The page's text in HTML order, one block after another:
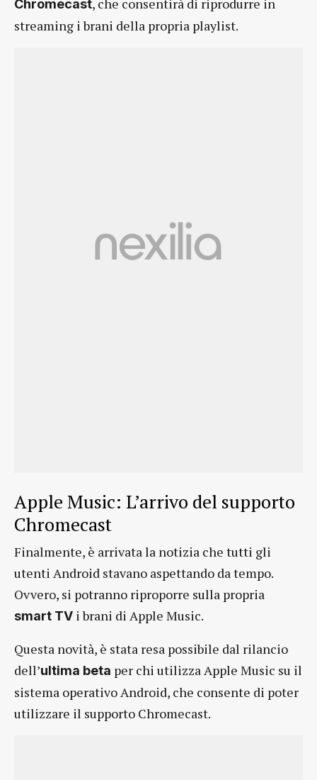
Chromecast
streaming i brani della propria playlist.
Apple Music: L’arrivo del supporto
Chromecast
Finalmente, è arrivata la notizia che tutti gli
utenti Android stavano aspettando da tempo.
Ovvero, si potranno riproporre sulla propria
smart TV i brani di Apple Music.
Questa novità, è stata resa possibile dal rilancio
dell’ultima beta per chi utilizza Apple Music su il
sistema operativo Android, che consente di poter
utilizzare il supporto Chromecast.